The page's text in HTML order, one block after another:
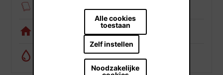
Alle cookies
toestaan
Zelf instellen
Noodzakelijke
Regenwatercalculator